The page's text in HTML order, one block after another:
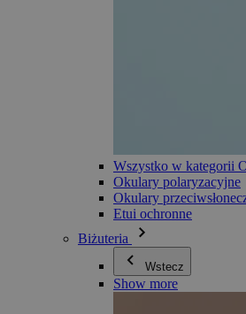
Wszystko w kategorii
Okulary polaryzacyjne
Okulary
Etui ochronne
Biżuteria
Wstecz
Show more